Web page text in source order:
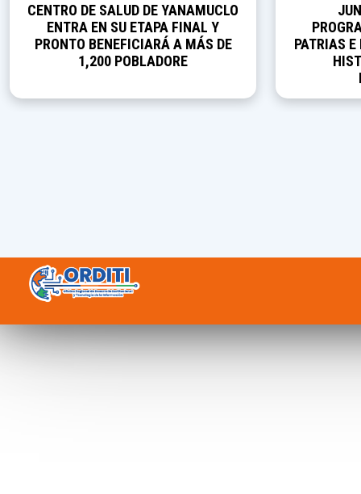
CENTRO DE SALUD DE YANAMUCLO
ENTRA EN SU ETAPA FINAL Y
PRONTO BENEFICIARÁ A MÁS DE
1,200 POBLADORE
PATRIAS